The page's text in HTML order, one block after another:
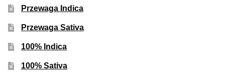
Przewaga Indica
Przewaga Sativa
100% Indica
100% Sativa